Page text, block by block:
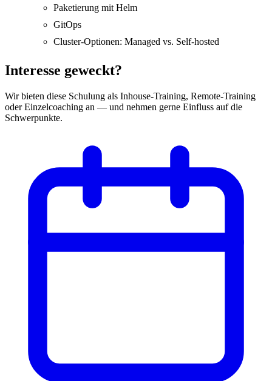
Paketierung mit Helm
GitOps
Cluster-Optionen: Managed vs. Self-hosted
Interesse geweckt?
Wir bieten diese Schulung als Inhouse-Training, Remote-Training
oder Einzelcoaching an — und nehmen gerne Einfluss auf die
Schwerpunkte.